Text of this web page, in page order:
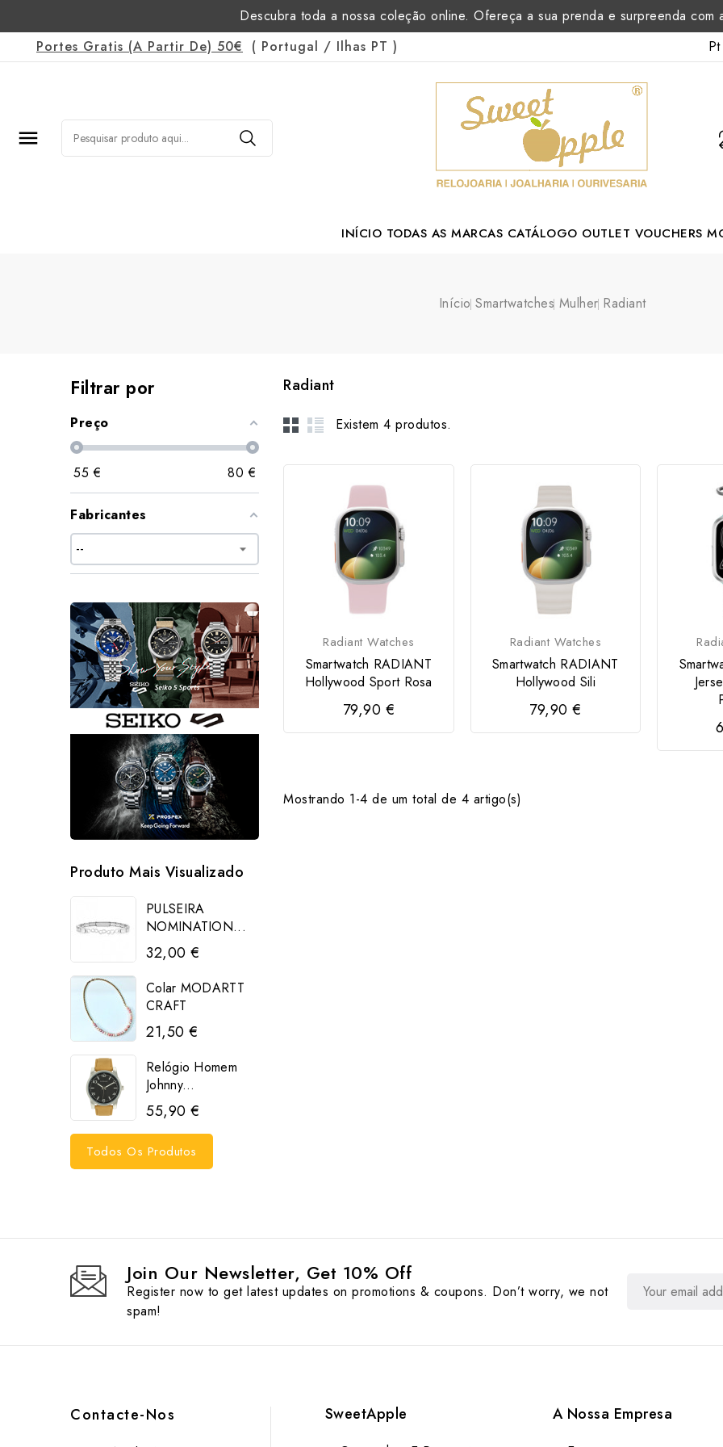
Descubra toda a nossa coleção online. Ofereça a sua prenda e surpreenda com
Portes Gratis (a Partir De) 50€ ( Portugal / Ilhas PT ) Pt

INÍCIO TODAS AS MARCAS CATÁLOGO OUTLET VOUCHERS
Início Smartwatches Mulher Radiant
Filtrar por
Preço
55 € 80 €
Fabricantes
Produto Mais Visualizado
PULSEIRA
NOMINATION...
32,00 €
Colar MODARTT
CRAFT
21,50 €
Relógio Homem
Johnny...
55,90 €
Todos Os Produtos
Radiant
Existem 4 produtos.
Radiant Watches
Smartwatch RADIANT
Hollywood Sport Rosa
79,90 €
Radiant Watches
Smartwatch RADIANT
Hollywood Sili
79,90 €
Mostrando 1-4 de um total de 4 artigo(s)
Join Our Newsletter, Get 10% Off
Register now to get latest updates on promotions & coupons. Don’t worry, we not
spam!
Contacte-Nos SweetApple A Nossa Empresa